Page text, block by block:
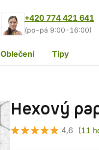
+420 774 421 641
(po-pá 9:00-16:00)
Oblečení Tipy
Hexový
4,6 (11